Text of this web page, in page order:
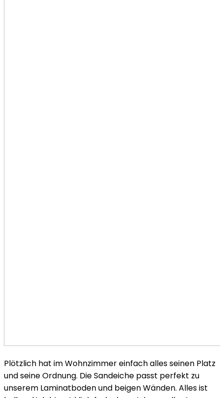
Plötzlich hat im Wohnzimmer einfach alles seinen Platz
und seine Ordnung. Die Sandeiche passt perfekt zu
unserem Laminatboden und beigen Wänden. Alles ist